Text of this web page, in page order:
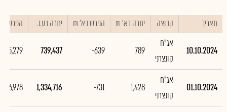
תאריך קבוצה יתרה בא' ₪ הפרש בא' ₪ יתרה בע.נ. הפרש
10.10.2024
אג"ח
קונצרני
789
-639
739,437
01.10.2024
אג"ח
קונצרני
1,428
-731
1,334,716